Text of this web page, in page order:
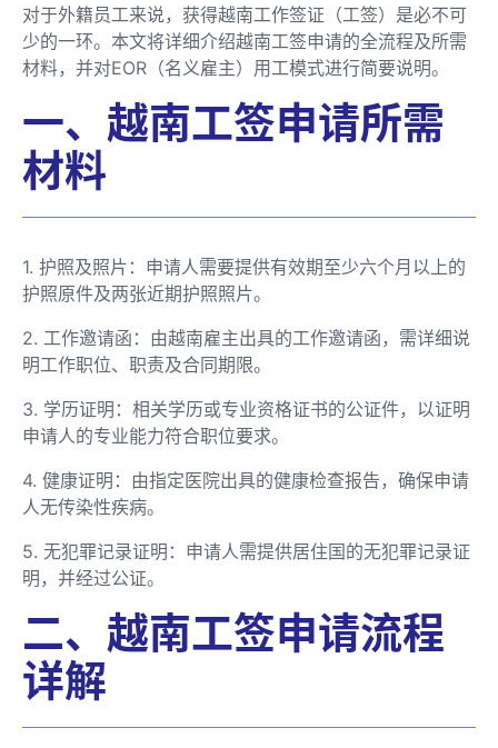
对于外籍员工来说，获得越南工作签证（工签）是必不可
少的一环。本文将详细介绍越南工签申请的全流程及所需
材料，并对EOR（名义雇主）用工模式进行简要说明。
一、越南工签申请所需
材料
1. 护照及照片：申请人需要提供有效期至少六个月以上的
护照原件及两张近期护照照片。
2. 工作邀请函：由越南雇主出具的工作邀请函，需详细说
明工作职位、职责及合同期限。
3. 学历证明：相关学历或专业资格证书的公证件，以证明
申请人的专业能力符合职位要求。
4. 健康证明：由指定医院出具的健康检查报告，确保申请
人无传染性疾病。
5. 无犯罪记录证明：申请人需提供居住国的无犯罪记录证
明，并经过公证。
二、越南工签申请流程
详解